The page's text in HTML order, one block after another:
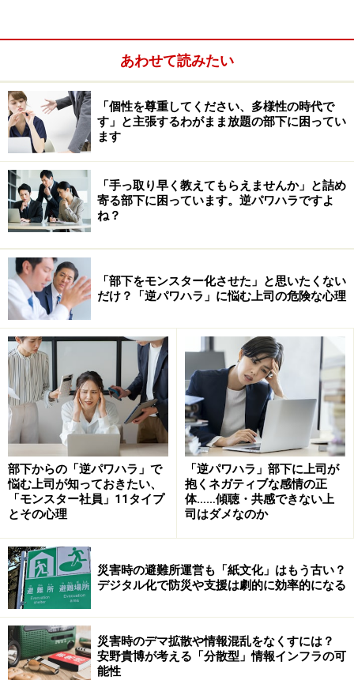
「流れのいい会議」を作る7つの秘訣
①開始時に目的をしっかり共有する
②ちょっとしたアイスブレイクを入れる
③問いかけを工夫して意見を引き出す
④インプットでアイデアを刺激する
⑤議事録の工夫で、場を活性化する
⑥あらかじめ役割・期待を付与する
⑦終了時に「まとめ」をしっかり確認する
会議のムダは「2つの流れ」の見直しで解
消！
定例ミーティングの質が低い企業には共通点がありま
す。
それは会議の「流れ」がよくないということです。
ここで言う「流れ」には、「1つのミーティング内にお
ける時間の使い方（ミクロな流れ）」と、1週間・1カ
月・1年など一定サイクルにおける「複数のミーティン
グ同士の配置 （マクロな流れ）」という両方の意味があ
ります。
この「2つの流れ」を整えることが、定例ミーティング
あわせて読みたい
「個性を尊重してください、多様性の時代で
す」と主張するわがまま放題の部下に困ってい
ます
「手っ取り早く教えてもらえませんか」と詰め
寄る部下に困っています。逆パワハラですよ
ね？
「部下をモンスター化させた」と思いたくない
だけ？「逆パワハラ」に悩む上司の危険な心理
部下からの「逆パワハラ」で
悩む上司が知っておきたい、
「モンスター社員」11タイプ
とその心理
「逆パワハラ」部下に上司が
抱くネガティブな感情の正
体……傾聴・共感できない上
司はダメなのか
災害時の避難所運営も「紙文化」はもう古い？
デジタル化で防災や支援は劇的に効率的になる
災害時のデマ拡散や情報混乱をなくすには？
安野貴博が考える「分散型」情報インフラの可
能性